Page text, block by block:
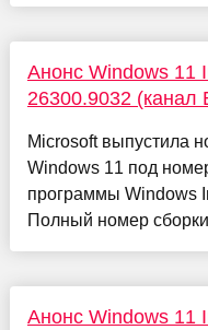
Анонс Windows 11
26300.9032 (канал
Microsoft выпустила
Windows 11 под
программы Windows
Полный номер
Анонс Windows 11